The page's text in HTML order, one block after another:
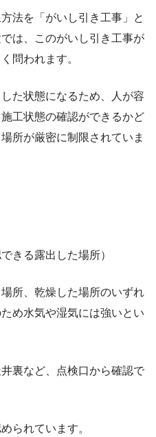
法を「がいし引き工事」と
は、このがいし引き工事が
問われます。
た状態になるため、人が容
工状態の確認ができるかど
所が厳密に制限されていま
きる露出した場所）
所、乾燥した場所のいずれ
め水気や湿気には強いとい
裏など、点検口から確認で
られています。